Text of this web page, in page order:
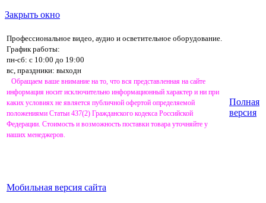
Закрыть окно
Профессиональное видео, аудио и осветительное оборудование.
График работы:
пн-сб: с 10:00 до 19:00
вс, праздники: выходн
Обращаем ваше внимание на то, что вся представленная на сайте
информация носит исключительно информационный характер и ни при
каких условиях не является публичной офертой определяемой
положениями Статьи 437(2) Гражданского кодекса Российской
Федерации. Стоимость и возможность поставки товара уточняйте у
наших менеджеров.
Мобильная версия сайта
Полная
версия